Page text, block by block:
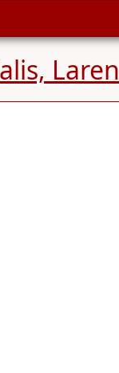
Laren